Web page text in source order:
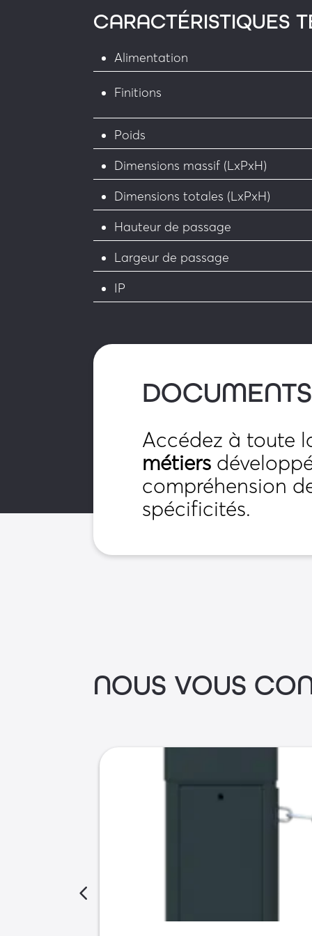
• Interrupteur crépusculaire
Signalisation sonore & visuelle :
• Pictogrammes intelligents à LED
Sécurité :
• Gabarit de scellement
• Verrouillage dans les 2 sens ou
libre dans l’autre
• Automate de gestion avec
• Toiture anti escalade
• Barreaux antibactériens
• Réducteur de passage
• Rotor inox
• Manchons de confort
• Protège talon
CARACTÉRISTIQUES
Alimentation
Finitions
Poids
Dimensions massif (LxPxH)
Dimensions totales (LxPxH)
Hauteur de passage
Largeur de passage
IP
Accédez à toute
métiers
compréhension
spécificités.
NOUS VOUS